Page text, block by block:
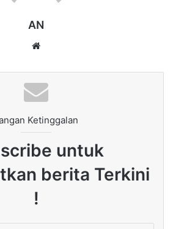
AN
Ketinggalan
untuk
berita Terkini
!